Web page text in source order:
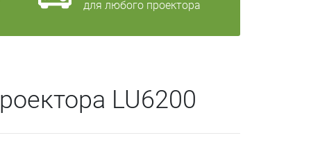
для любого проектора
LU6200